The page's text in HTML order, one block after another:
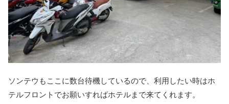
ソンテウもここに数台待機しているので、利用したい時はホ
テルフロントでお願いすればホテルまで来てくれます。